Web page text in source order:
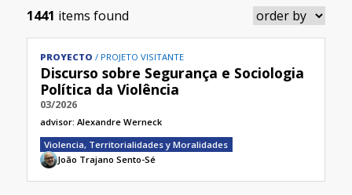
1441 items found
PROYECTO PROJETO VISITANTE
Discurso sobre Segurança e Sociologia
Política da Violência
03/2026
advisor: Alexandre Werneck
Violencia, Territorialidades y Moralidades
João Trajano Sento-Sé